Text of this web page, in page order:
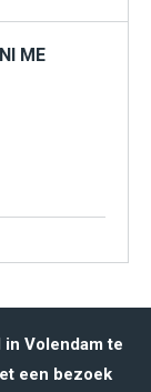
ME
Volendam te
een bezoek